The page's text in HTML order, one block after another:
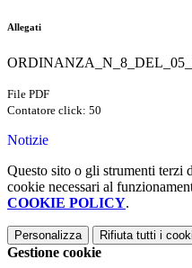
Allegati
File PDF
Contatore click: 50
Notizie
Questo sito o gli strumenti terzi
cookie necessari al
COOKIE POLICY.
Personalizza Rifiuta tutti i
Gestione cookie